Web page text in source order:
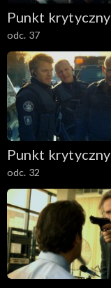
Punkt krytyczny
odc. 37
Punkt krytyczny
odc. 32